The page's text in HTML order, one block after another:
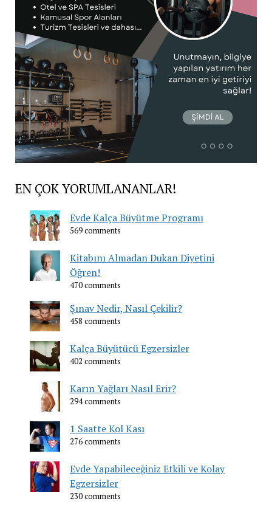
EN ÇOK YORUMLANANLAR!
Evde Kalça Büyütme Programı
569 comments
Kitabını Almadan Dukan Diyetini
Öğren!
470 comments
Şınav Nedir, Nasıl Çekilir?
458 comments
Kalça Büyütücü Egzersizler
402 comments
Karın Yağları Nasıl Erir?
294 comments
1 Saatte Kol Kası
276 comments
Evde Yapabileceğiniz Etkili ve Kolay
Egzersizler
230 comments